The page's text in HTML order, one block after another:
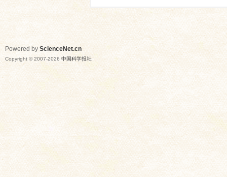
Powered by ScienceNet.cn
Copyright © 2007-2026 中国科学报社